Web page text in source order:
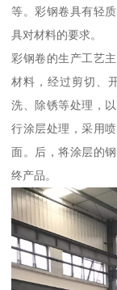
等。彩钢卷具有轻
具对材料的要求。
彩钢卷的生产工艺
材料，经过剪切、
洗、除锈等处理，
行涂层处理，采用
面。后，将涂层的
终产品。